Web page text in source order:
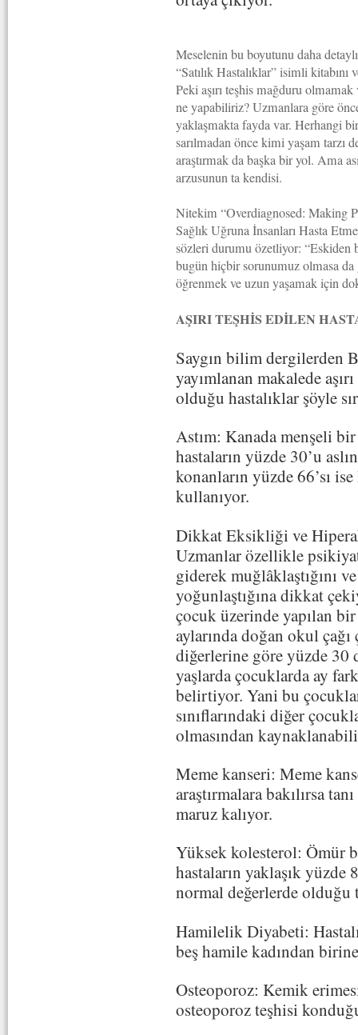
Meselenin bu boyutunu daha
“Satılık Hastalıklar” isimli
Peki aşırı teşhis mağduru
ne yapabiliriz? Uzmanlara göre
yaklaşmakta fayda var. Herhangi
sarılmadan önce kimi yaşam tarzı
araştırmak da başka bir yol. Ama
arzusunun ta kendisi.
Nitekim “Overdiagnosed: Making
Sağlık Uğruna İnsanları Hasta
sözleri durumu özetliyor:
bugün hiçbir sorunumuz olmasa da
öğrenmek ve uzun yaşamak için
AŞIRI TEŞHİS EDİLEN
Saygın bilim dergilerden
yayımlanan makalede
olduğu hastalıklar şöyle
Astım: Kanada menşeli bir
hastaların yüzde 30’u
konanların yüzde 66’sı
kullanıyor.
Dikkat Eksikliği ve
Uzmanlar özellikle
giderek muğlâklaştığını
yoğunlaştığına dikkat
çocuk üzerinde yapılan
aylarında doğan okul
diğerlerine göre yüzde 30
yaşlarda çocuklarda ay
belirtiyor. Yani bu
sınıflarındaki diğer
olmasından
Meme kanseri: Meme
araştırmalara bakılırsa
maruz kalıyor.
Yüksek kolesterol: Ömür
hastaların yaklaşık
normal değerlerde
Hamilelik Diyabeti:
beş hamile kadından
Osteoporoz: Kemik
osteoporoz teşhisi